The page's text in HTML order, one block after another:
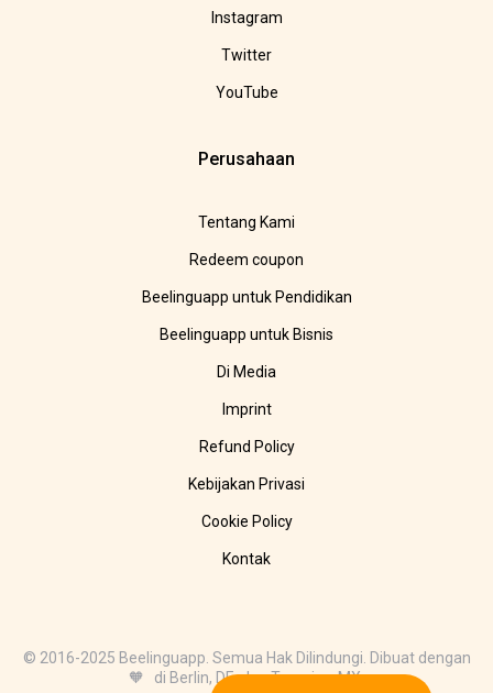
Instagram
Twitter
YouTube
Perusahaan
Tentang Kami
Redeem coupon
Beelinguapp untuk Pendidikan
Beelinguapp untuk Bisnis
Di Media
Imprint
Refund Policy
Kebijakan Privasi
Cookie Policy
Kontak
© 2016-2025 Beelinguapp. Semua Hak Dilindungi. Dibuat dengan
🧡 di Berlin, DE, dan Tampico, MX.